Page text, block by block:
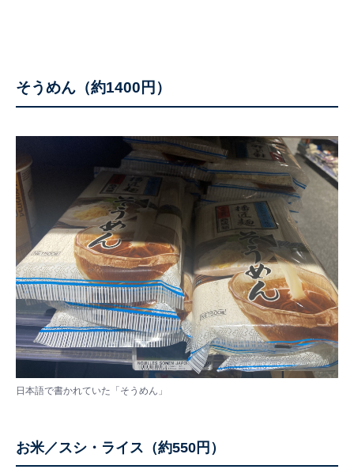
そうめん（約1400円）
日本語で書かれていた「そうめん」
お米／スシ・ライス（約550円）